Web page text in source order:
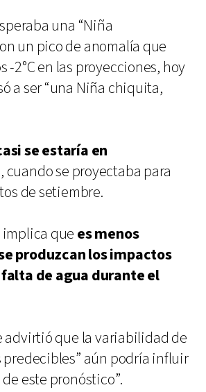
una “Niña
un pico de anomalía que
-2°C en las proyecciones, hoy
a ser “una Niña chiquita,
se estaría en
cuando se proyectaba para
de setiembre.
que es menos
produzcan los impactos
de agua durante el
advirtió que la variabilidad de
aún podría influir
este pronóstico”.